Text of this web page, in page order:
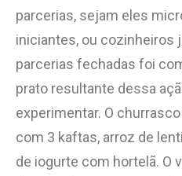
parcerias, sejam eles
iniciantes, ou cozinheiros
parcerias fechadas foi
prato resultante dessa
experimentar. O
com 3 kaftas, arroz de
de iogurte com hortelã. O